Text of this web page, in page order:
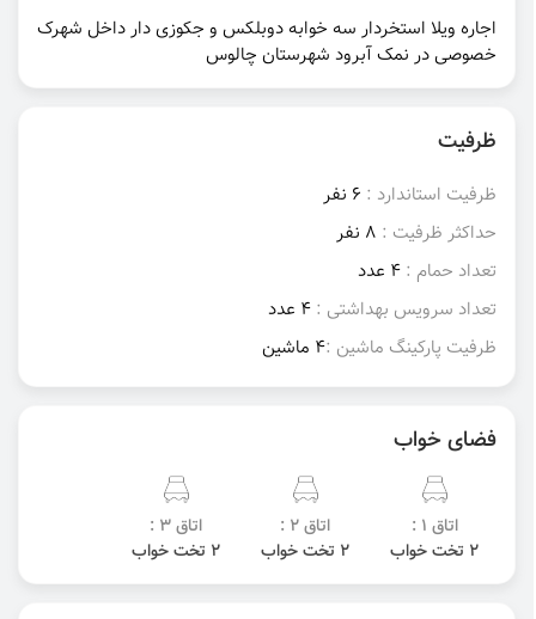
اجاره ویلا استخردار سه خوابه دوبلکس و جکوزی دار داخل شهرک
خصوصی در نمک آبرود شهرستان چالوس
ظرفیت
ظرفیت استاندارد : 6 نفر
حداکثر ظرفیت : 8 نفر
تعداد حمام : 4 عدد
تعداد سرویس بهداشتی : 4 عدد
ظرفیت پارکینگ ماشین :4 ماشین
فضای خواب
اتاق 1 :
2 تخت خواب
اتاق 2 :
2 تخت خواب
اتاق 3 :
2 تخت خواب